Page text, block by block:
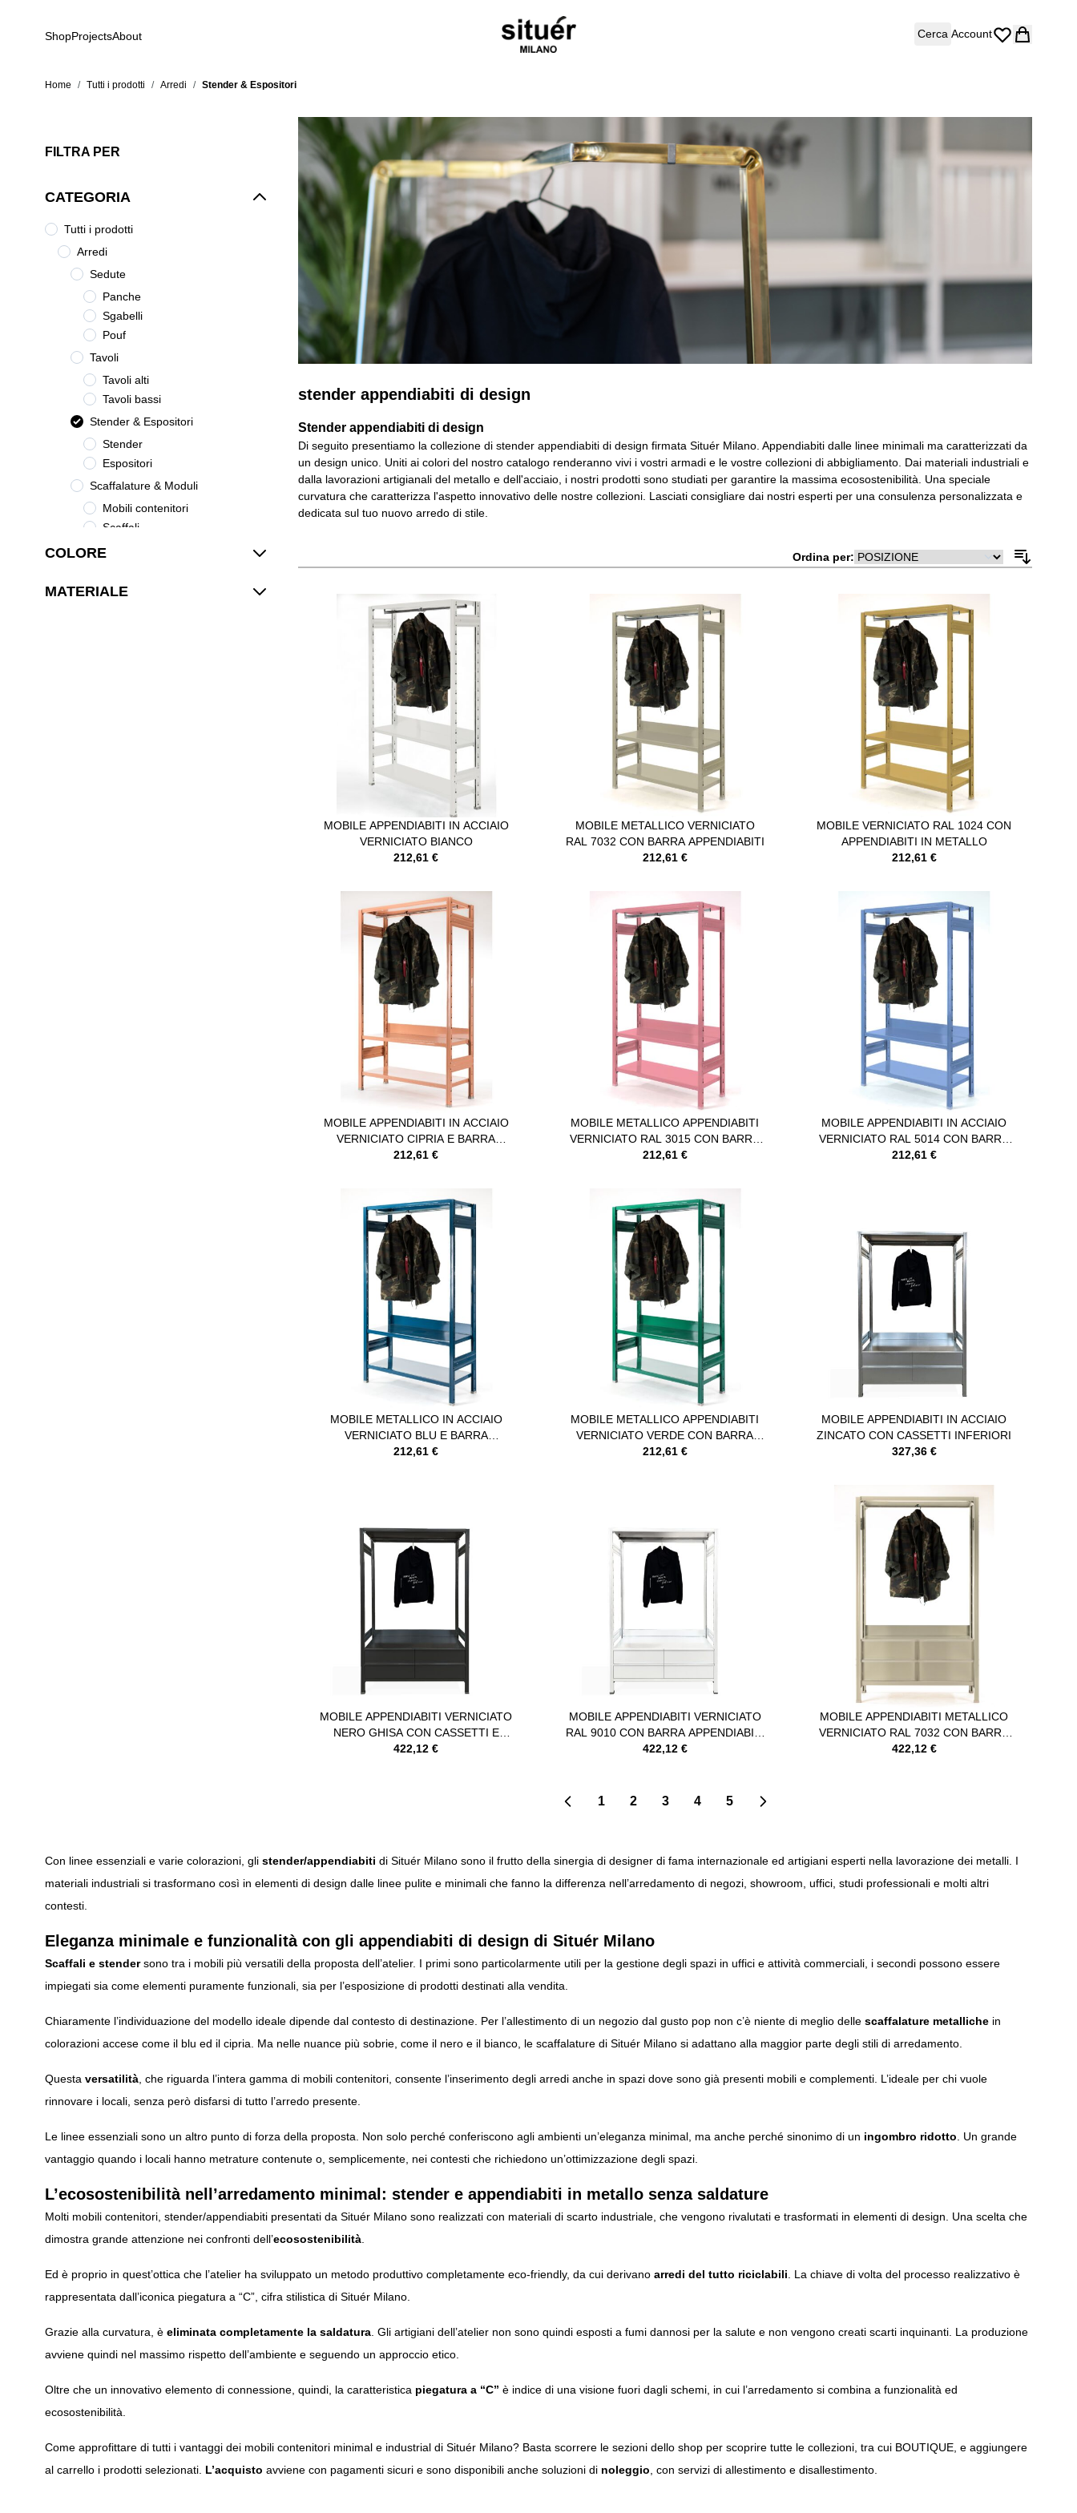
ShopProjectsAbout Cerca Account
Home / Tutti i prodotti / Arredi / Stender & Espositori
FILTRA PER
CATEGORIA
Tutti i prodotti
Arredi
Sedute
Panche
Sgabelli
Pouf
Tavoli
Tavoli alti
Tavoli bassi
Stender & Espositori
Stender
Espositori
Scaffalature & Moduli
Mobili contenitori
Scaffali
Cassettiere & Consolle
Accessori
COLORE
MATERIALE
stender appendiabiti di design
Stender appendiabiti di design
Di seguito presentiamo la collezione di stender appendiabiti di design firmata Situér Milano. Appendiabiti dalle linee minimali ma caratterizzati da
un design unico. Uniti ai colori del nostro catalogo renderanno vivi i vostri armadi e le vostre collezioni di abbigliamento. Dai materiali industriali e
dalla lavorazioni artigianali del metallo e dell'acciaio, i nostri prodotti sono studiati per garantire la massima ecosostenibilità. Una speciale
curvatura che caratterizza l'aspetto innovativo delle nostre collezioni. Lasciati consigliare dai nostri esperti per una consulenza personalizzata e
dedicata sul tuo nuovo arredo di stile.
Ordina per:
MOBILE APPENDIABITI IN ACCIAIO
VERNICIATO BIANCO
212,61 €
MOBILE METALLICO VERNICIATO
RAL 7032 CON BARRA APPENDIABITI
212,61 €
MOBILE VERNICIATO RAL 1024 CON
APPENDIABITI IN METALLO
212,61 €
MOBILE APPENDIABITI IN ACCIAIO
VERNICIATO CIPRIA E BARRA
APPENDIABITI
212,61 €
MOBILE METALLICO APPENDIABITI
VERNICIATO RAL 3015 CON BARRA
APPENDIABITI
212,61 €
MOBILE APPENDIABITI IN ACCIAIO
VERNICIATO RAL 5014 CON BARRA
APPENDIABITI
212,61 €
MOBILE METALLICO IN ACCIAIO
VERNICIATO BLU E BARRA
APPENDIABITI
212,61 €
MOBILE METALLICO APPENDIABITI
VERNICIATO VERDE CON BARRA
APPENDIABITI
212,61 €
MOBILE APPENDIABITI IN ACCIAIO
ZINCATO CON CASSETTI INFERIORI
327,36 €
MOBILE APPENDIABITI VERNICIATO
NERO GHISA CON CASSETTI E
BARRA APPENDIABITI
422,12 €
MOBILE APPENDIABITI VERNICIATO
RAL 9010 CON BARRA APPENDIABITI
E CASSETTI
422,12 €
MOBILE APPENDIABITI METALLICO
VERNICIATO RAL 7032 CON BARRA
APPENDIABITI E CASSETTI
422,12 €
Pagina
1
Attualmente stai leggendo la pagina
2
Pagina
3
Pagina
4
Pagina
5
Con linee essenziali e varie colorazioni, gli stender/appendiabiti di Situér Milano sono il frutto della sinergia di designer di fama internazionale ed artigiani esperti nella lavorazione dei metalli. I
materiali industriali si trasformano così in elementi di design dalle linee pulite e minimali che fanno la differenza nell’arredamento di negozi, showroom, uffici, studi professionali e molti altri
contesti.
Eleganza minimale e funzionalità con gli appendiabiti di design di Situér Milano
Scaffali e stendersono tra i mobili più versatili della proposta dell’atelier. I primi sono particolarmente utili per la gestione degli spazi in uffici e attività commerciali, i secondi possono essere
impiegati sia come elementi puramente funzionali, sia per l’esposizione di prodotti destinati alla vendita.
Chiaramente l’individuazione del modello ideale dipende dal contesto di destinazione. Per l’allestimento di un negozio dal gusto pop non c’è niente di meglio delle scaffalature metalliche in
colorazioni accese come il blu ed il cipria. Ma nelle nuance più sobrie, come il nero e il bianco, le scaffalature di Situér Milano si adattano alla maggior parte degli stili di arredamento.
Questa versatilità , che riguarda l’intera gamma di mobili contenitori, consente l’inserimento degli arredi anche in spazi dove sono già presenti mobili e complementi. L’ideale per chi vuole
rinnovare i locali, senza però disfarsi di tutto l’arredo presente.
Le linee essenziali sono un altro punto di forza della proposta. Non solo perché conferiscono agli ambienti un’eleganza minimal, ma anche perché sinonimo di un ingombro ridotto . Un grande
vantaggio quando i locali hanno metrature contenute o, semplicemente, nei contesti che richiedono un’ottimizzazione degli spazi.
L’ecosostenibilità nell’arredamento minimal: stender e appendiabiti in metallo senza saldature
Molti mobili contenitori, stender/appendiabiti presentati da Situér Milano sono realizzati con materiali di scarto industriale, che vengono rivalutati e trasformati in elementi di design. Una scelta che
dimostra grande attenzione nei confronti dell’ecosostenibilità
Ed è proprio in quest’ottica che l’atelier ha sviluppato un metodo produttivo completamente eco-friendly, da cui derivano arredi del tutto riciclabili . La chiave di volta del processo realizzativo è
rappresentata dall’iconica piegatura a “C”, cifra stilistica di Situér Milano.
Grazie alla curvatura, è eliminata completamente la saldatura . Gli artigiani dell’atelier non sono quindi esposti a fumi dannosi per la salute e non vengono creati scarti inquinanti. La produzione
avviene quindi nel massimo rispetto dell’ambiente e seguendo un approccio etico.
Oltre che un innovativo elemento di connessione, quindi, la caratteristica piegatura a “C” è indice di una visione fuori dagli schemi, in cui l’arredamento si combina a funzionalità ed
ecosostenibilità.
Come approfittare di tutti i vantaggi dei mobili contenitori minimal e industrial di Situér Milano? Basta scorrere le sezioni dello shop per scoprire tutte le collezioni, tra cui BOUTIQUE , e aggiungere
al carrello i prodotti selezionati. L’acquisto avviene con pagamenti sicuri e sono disponibili anche soluzioni di noleggio , con servizi di allestimento e disallestimento.